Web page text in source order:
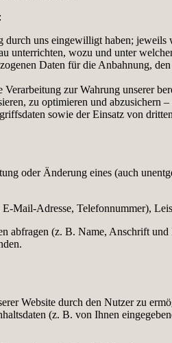
uns eingewilligt haben; jeweils
wozu und unter
Daten für die Anbahnung,
zur Wahrung unserer
zu optimieren und
sowie der Einsatz von
oder Änderung eines (auch
Mail-Adresse, Telefonnummer),
abfragen (z. B. Name, Anschrift
Website durch den Nutzer zu
(z. B. von Ihnen